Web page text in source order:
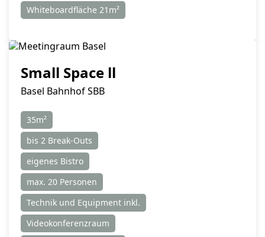
Whiteboardfläche 21m²
Small Space ll
Basel Bahnhof SBB
35m²
bis 2 Break-Outs
eigenes Bistro
max. 20 Personen
Technik und Equipment inkl.
Videokonferenzraum